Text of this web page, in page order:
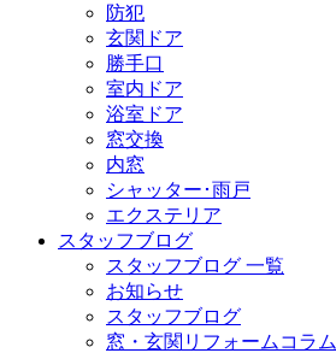
防犯
玄関ドア
勝手口
室内ドア
浴室ドア
窓交換
内窓
シャッター･雨戸
エクステリア
スタッフブログ
スタッフブログ 一覧
お知らせ
スタッフブログ
窓・玄関リフォームコラム